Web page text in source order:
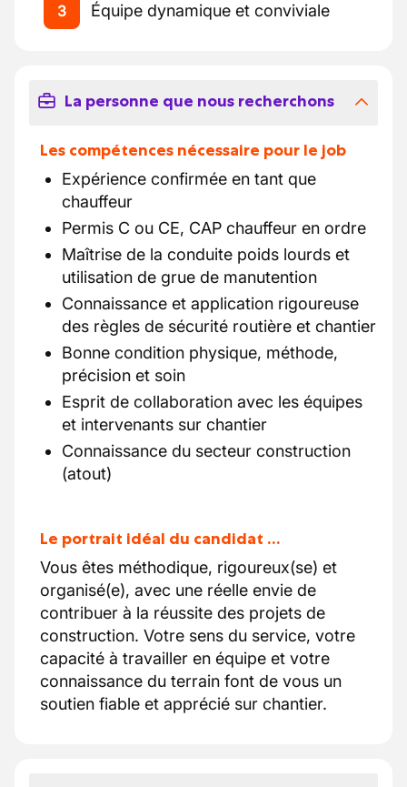
3 Équipe dynamique et conviviale
La personne que nous recherchons
Les compétences nécessaire pour le job
Expérience confirmée en tant que
chauffeur
Permis C ou CE, CAP chauffeur en ordre
Maîtrise de la conduite poids lourds et
utilisation de grue de manutention
Connaissance et application rigoureuse
des règles de sécurité routière et chantier
Bonne condition physique, méthode,
précision et soin
Esprit de collaboration avec les équipes
et intervenants sur chantier
Connaissance du secteur construction
(atout)
Le portrait idéal du candidat …
Vous êtes méthodique, rigoureux(se) et
organisé(e), avec une réelle envie de
contribuer à la réussite des projets de
construction. Votre sens du service, votre
capacité à travailler en équipe et votre
connaissance du terrain font de vous un
soutien fiable et apprécié sur chantier.